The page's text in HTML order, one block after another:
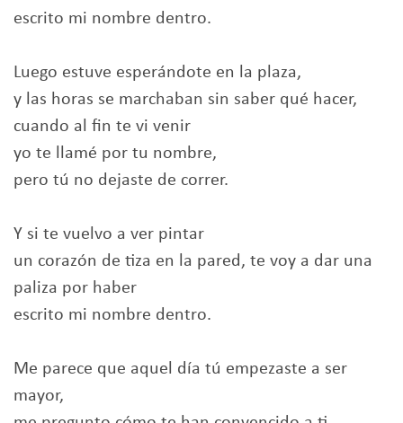
escrito mi nombre dentro.
Luego estuve esperándote en la plaza,
y las horas se marchaban sin saber qué hacer,
cuando al fin te vi venir
yo te llamé por tu nombre,
pero tú no dejaste de correr.
Y si te vuelvo a ver pintar
un corazón de tiza en la pared, te voy a dar una
paliza por haber
escrito mi nombre dentro.
Me parece que aquel día tú empezaste a ser
mayor,